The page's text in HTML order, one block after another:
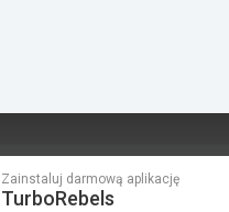
Zainstaluj darmową aplikację
TurboRebels
TurboRebels to platforma
aplikacja mobilna dla fanów